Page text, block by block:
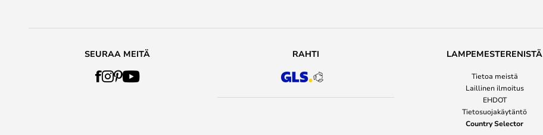
SEURAA MEITÄ RAHTI LAMPEMESTERENISTÄ
Tietoa meistä
Laillinen ilmoitus
EHDOT
Tietosuojakäytäntö
Country Selector